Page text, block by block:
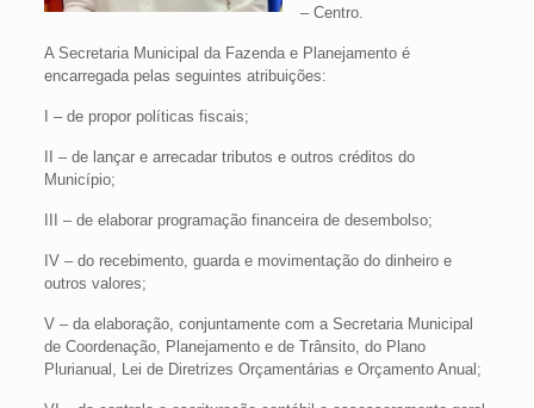
– Centro.
A Secretaria Municipal da Fazenda e Planejamento é
encarregada pelas seguintes atribuições:
I – de propor políticas fiscais;
II – de lançar e arrecadar tributos e outros créditos do
Município;
III – de elaborar programação financeira de desembolso;
IV – do recebimento, guarda e movimentação do dinheiro e
outros valores;
V – da elaboração, conjuntamente com a Secretaria Municipal
de Coordenação, Planejamento e de Trânsito, do Plano
Plurianual, Lei de Diretrizes Orçamentárias e Orçamento Anual;